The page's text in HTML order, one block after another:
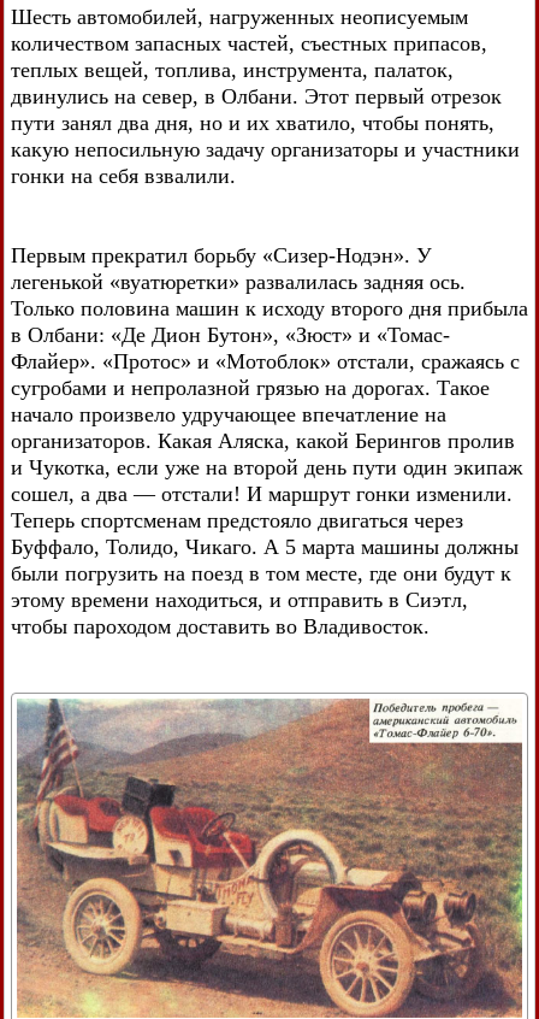
Шесть автомобилей, нагруженных неописуемым
количеством запасных частей, съестных припасов,
теплых вещей, топлива, инструмента, палаток,
двинулись на север, в Олбани. Этот первый отрезок
пути занял два дня, но и их хватило, чтобы понять,
какую непосильную задачу организаторы и участники
гонки на себя взвалили.
Первым прекратил борьбу «Сизер-Нодэн». У
легенькой «вуатюретки» развалилась задняя ось.
Только половина машин к исходу второго дня прибыла
в Олбани: «Де Дион Бутон», «Зюст» и «Томас-
Флайер». «Протос» и «Мотоблок» отстали, сражаясь с
сугробами и непролазной грязью на дорогах. Такое
начало произвело удручающее впечатление на
организаторов. Какая Аляска, какой Берингов пролив
и Чукотка, если уже на второй день пути один экипаж
сошел, а два — отстали! И маршрут гонки изменили.
Теперь спортсменам предстояло двигаться через
Буффало, Толидо, Чикаго. А 5 марта машины должны
были погрузить на поезд в том месте, где они будут к
этому времени находиться, и отправить в Сиэтл,
чтобы пароходом доставить во Владивосток.